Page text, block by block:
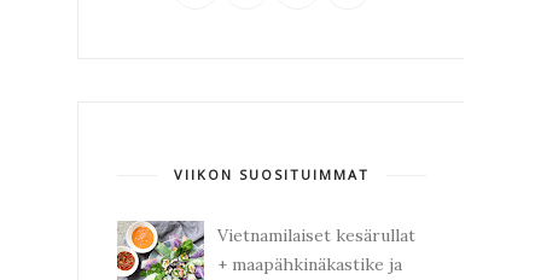
VIIKON SUOSITUIMMAT
Vietnamilaiset kesärullat
+ maapähkinäkastike ja